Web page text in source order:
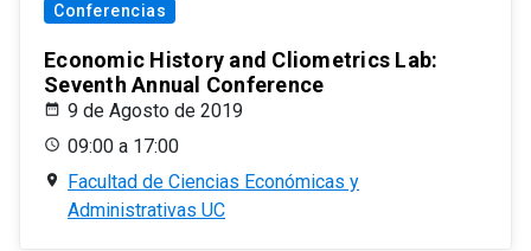
Conferencias
Economic History and Cliometrics Lab:
Seventh Annual Conference
9 de Agosto de 2019
09:00 a 17:00
Facultad de Ciencias Económicas y
Administrativas UC